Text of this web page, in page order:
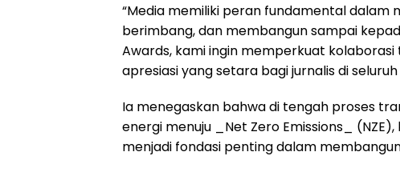
“Media memiliki peran fundamental dalam
berimbang, dan membangun sampai
Awards, kami ingin memperkuat
apresiasi yang setara bagi jurnalis di
Ia menegaskan bahwa di tengah proses
energi menuju _Net Zero Emissions_
menjadi fondasi penting dalam